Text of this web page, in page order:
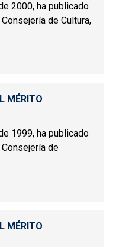
2000, ha publicado
de Cultura,
AL MÉRITO
MÉRITO
1999, ha publicado
de
AL MÉRITO
MÉRITO